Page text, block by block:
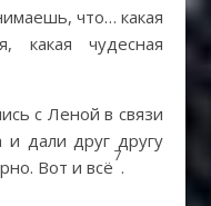
что… какая
какая чудесная
с Леной в связи
дали друг другу
Вот и всё
7
.